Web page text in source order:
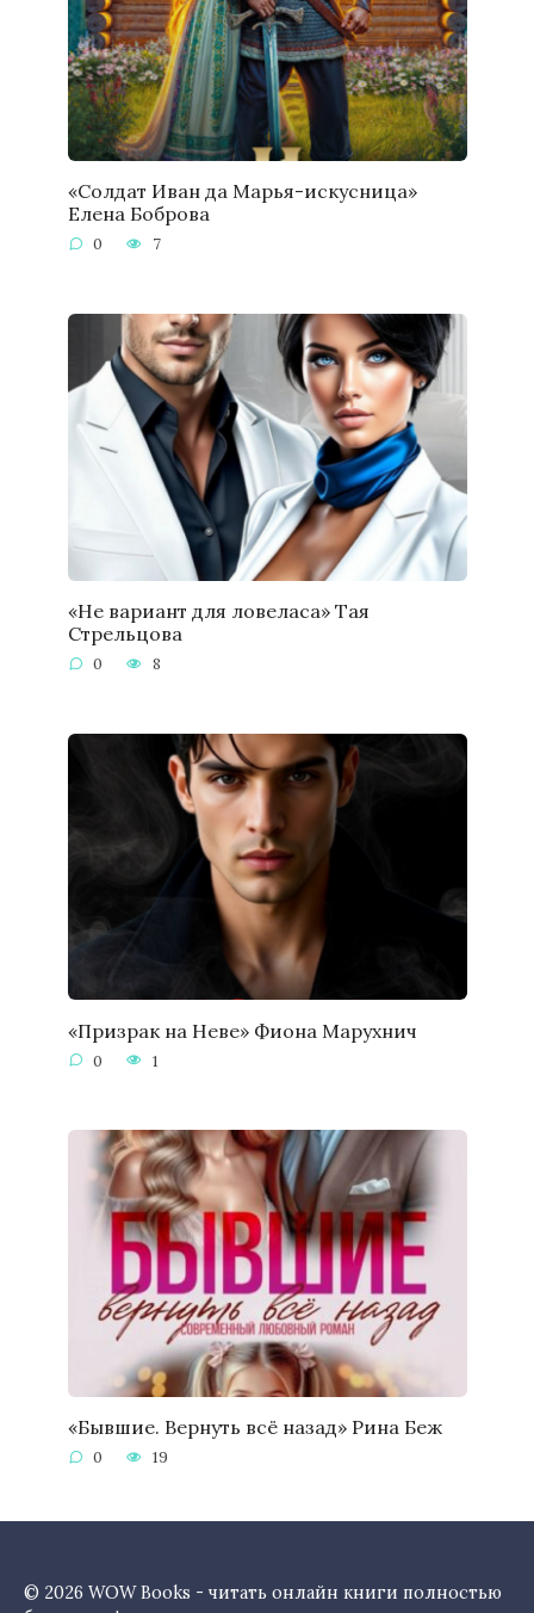
«Солдат Иван да Марья-искусница»
Елена Боброва
0 7
«Не вариант для ловеласа» Тая
Стрельцова
0 8
«Призрак на Неве» Фиона Марухнич
0 1
«Бывшие. Вернуть всё назад» Рина Беж
0 19
© 2026 WOW Books - читать онлайн книги полностью